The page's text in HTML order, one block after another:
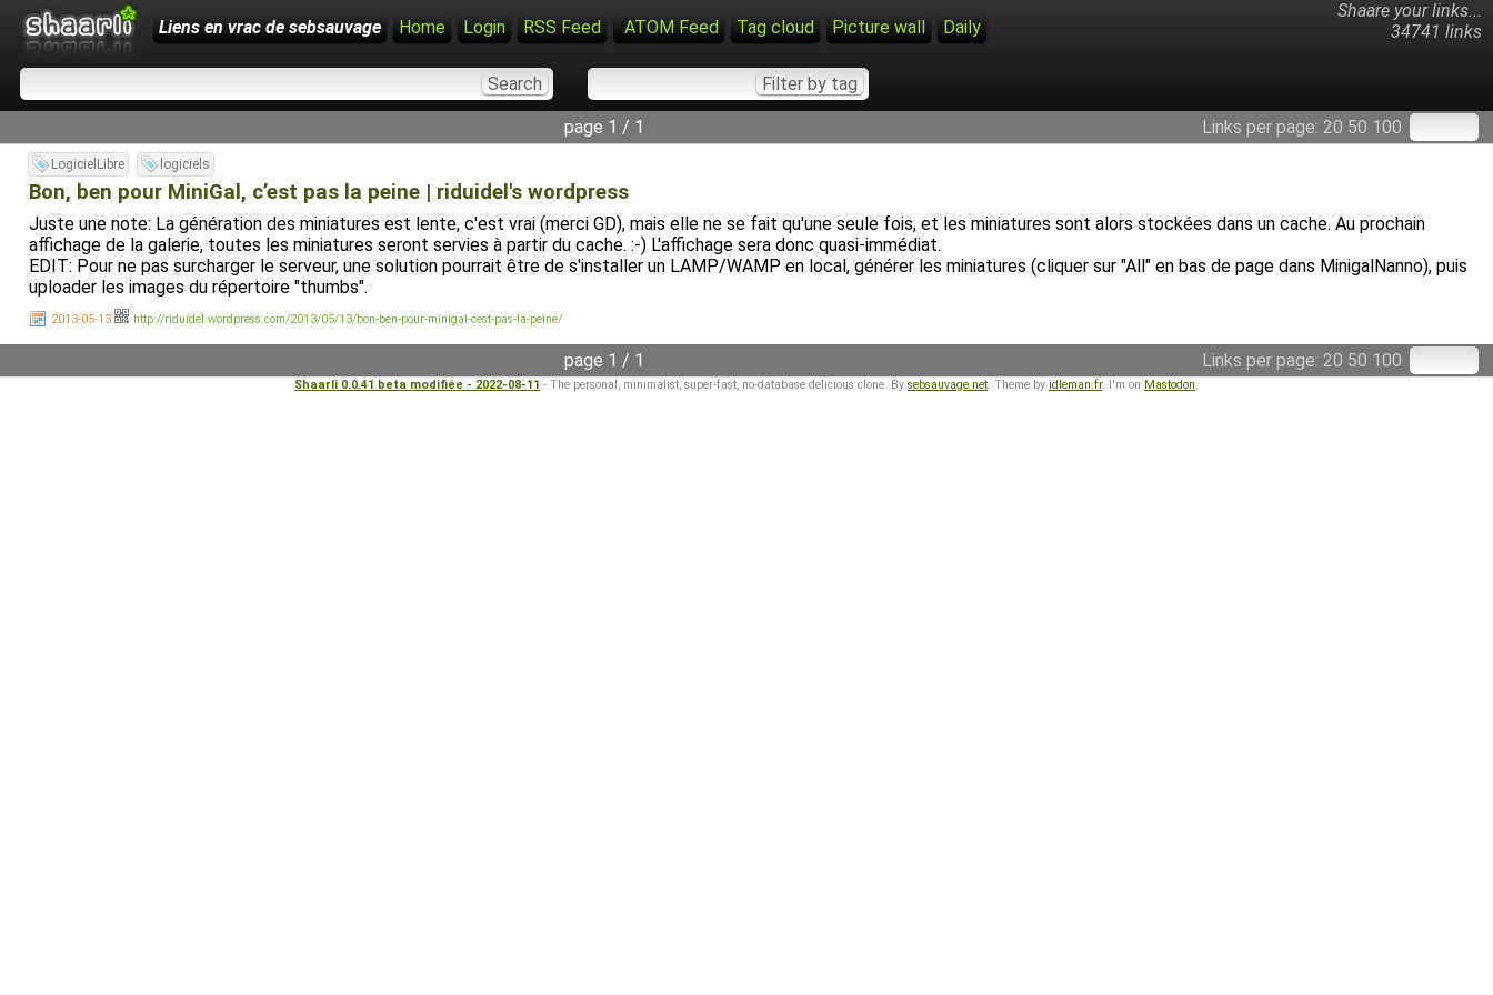
Shaare your links...
34741 links
Liens en vrac de sebsauvage Home Login RSS Feed ATOM Feed Tag cloud Picture wall Daily
Links per page: 20 50 100
page 1 / 1
LogicielLibre logiciels
Bon, ben pour MiniGal, c’est pas la peine | riduidel's wordpress
Juste une note: La génération des miniatures est lente, c'est vrai (merci GD), mais elle ne se fait qu'une seule fois, et les miniatures sont alors stockées dans un cache. Au prochain
affichage de la galerie, toutes les miniatures seront servies à partir du cache. :-) L'affichage sera donc quasi-immédiat.
EDIT: Pour ne pas surcharger le serveur, une solution pourrait être de s'installer un LAMP/WAMP en local, générer les miniatures (cliquer sur "All" en bas de page dans MinigalNanno), puis
uploader les images du répertoire "thumbs".
2013-05-13 http://riduidel.wordpress.com/2013/05/13/bon-ben-pour-minigal-cest-pas-la-peine/
Links per page: 20 50 100
page 1 / 1
Shaarli 0.0.41 beta modifiée - 2022-08-11 - The personal, minimalist, super-fast, no-database delicious clone. By sebsauvage.net. Theme by idleman.fr. I'm on Mastodon.